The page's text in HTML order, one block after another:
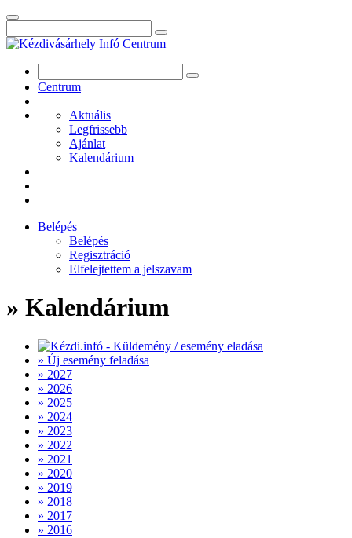
Centrum
Aktuális
Legfrissebb
Ajánlat
Kalendárium
Belépés
Belépés
Regisztráció
Elfelejtettem a jelszavam
» Kalendárium
» Új esemény feladása
» 2027
» 2026
» 2025
» 2024
» 2023
» 2022
» 2021
» 2020
» 2019
» 2018
» 2017
» 2016